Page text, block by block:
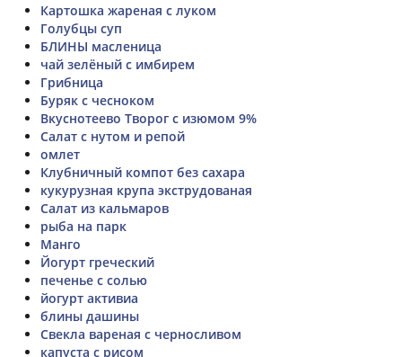
Картошка жареная с луком
Голубцы суп
БЛИНЫ масленица
чай зелёный с имбирем
Грибница
Буряк с чесноком
Вкуснотеево Творог с изюмом 9%
Салат с нутом и репой
омлет
Клубничный компот без сахара
кукурузная крупа экструдованая
Салат из кальмаров
рыба на парк
Манго
Йогурт греческий
печенье с солью
йогурт активиа
блины дашины
Свекла вареная с черносливом
капуста с рисом